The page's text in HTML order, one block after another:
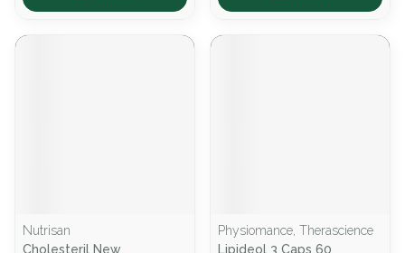
Nutrisan
Cholesteril New
Physiomance, Therascience
Lipideol 3 Caps 60